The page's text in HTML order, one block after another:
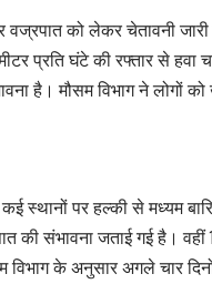
को लेकर चेतावनी
प्रति घंटे की रफ्तार से हवा
है। मौसम विभाग ने लोगों
स्थानों पर हल्की से मध्यम
की संभावना जताई गई है। वहीं
के अनुसार अगले चार दिनों